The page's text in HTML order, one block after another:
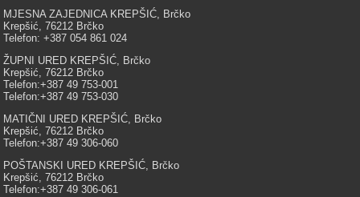
MJESNA ZAJEDNICA KREPŠIĆ, Brčko
Krepšić, 76212 Brčko
Telefon: +387 054 861 024
ŽUPNI URED KREPŠIĆ, Brčko
Krepšić, 76212 Brčko
Telefon:+387 49 753-001
Telefon:+387 49 753-030
MATIČNI URED KREPŠIĆ, Brčko
Krepšić, 76212 Brčko
Telefon:+387 49 306-060
POŠTANSKI URED KREPŠIĆ, Brčko
Krepšić, 76212 Brčko
Telefon:+387 49 306-061